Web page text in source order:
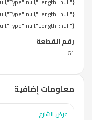
{"Direction":null,"Type":null,"Length":null}]
رقم القطعة
61
معلومات إضافية
عرض الشارع